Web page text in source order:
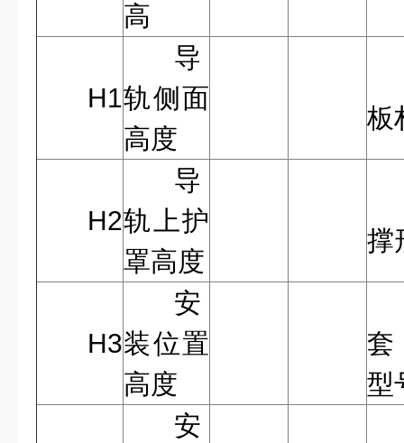
高
H1
导
轨侧面
高度
板
H2
导
轨上护
罩高度
撑
H3
安
装位置
高度
型
安